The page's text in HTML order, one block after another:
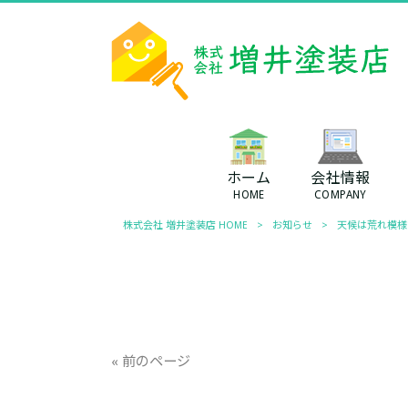
ホーム
HOME
会社情報
COMPANY
株式会社 増井塗装店 HOME > お知らせ > 天候は荒れ模
« 前のページ